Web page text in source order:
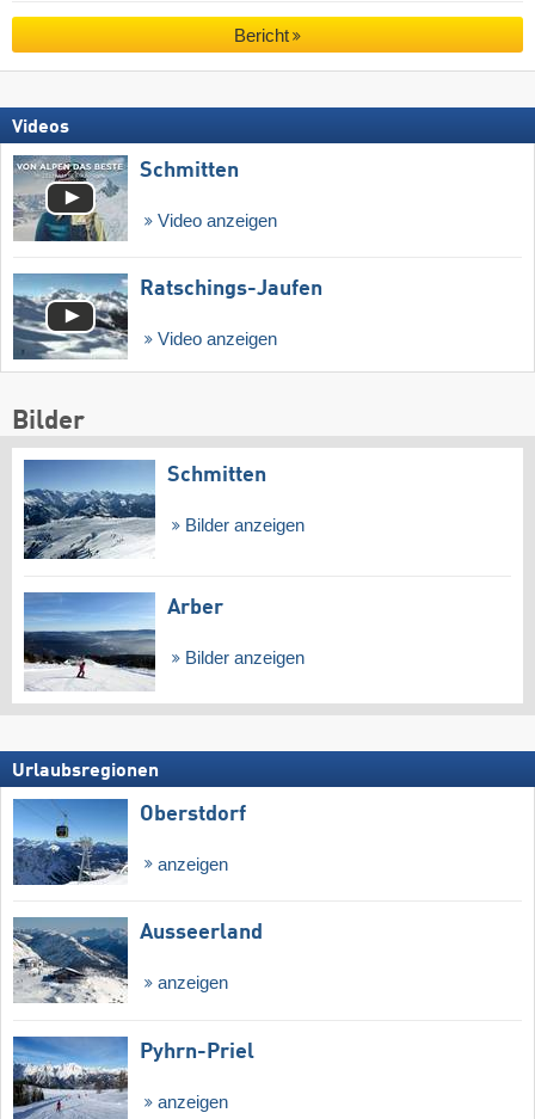
Bericht
Videos
Schmitten
Video anzeigen
Ratschings-Jaufen
Video anzeigen
Bilder
Schmitten
Bilder anzeigen
Arber
Bilder anzeigen
Urlaubsregionen
Oberstdorf
anzeigen
Ausseerland
anzeigen
Pyhrn-Priel
anzeigen